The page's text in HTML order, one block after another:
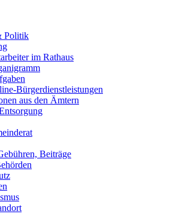
Politik
im Rathaus
Bürgerdienstleistungen
aus den Ämtern
Beiträge